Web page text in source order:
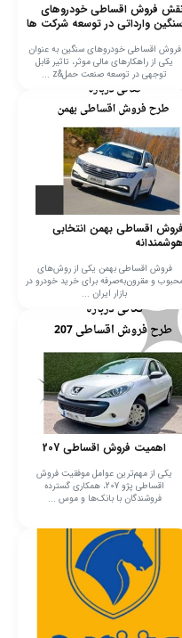
فروش اقساطی خودروهای
وارداتی در توسعه شرکت ها
فروش اقساطی خودروهای سنگین به عنوان
یکی از راهکارهای مالی موثر، تاثیر قابل
توجهی در توسعه صنعت حمل&z ...
فروش اقساطی بهمن انتخابی
هوشمندانه
فروش اقساطی بهمن یکی از روش‌های
و مقرون‌به‌صرفه برای خرید خودرو در
بازار ایران ...
اهمیت فروش اقساطی 207
یکی از مهم‌ترین عوامل موفقیت فروش
اقساطی پژو 207، همکاری گسترده
فروشندگان با بانک‌ها و موس ...